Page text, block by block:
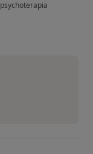
psychoterapia